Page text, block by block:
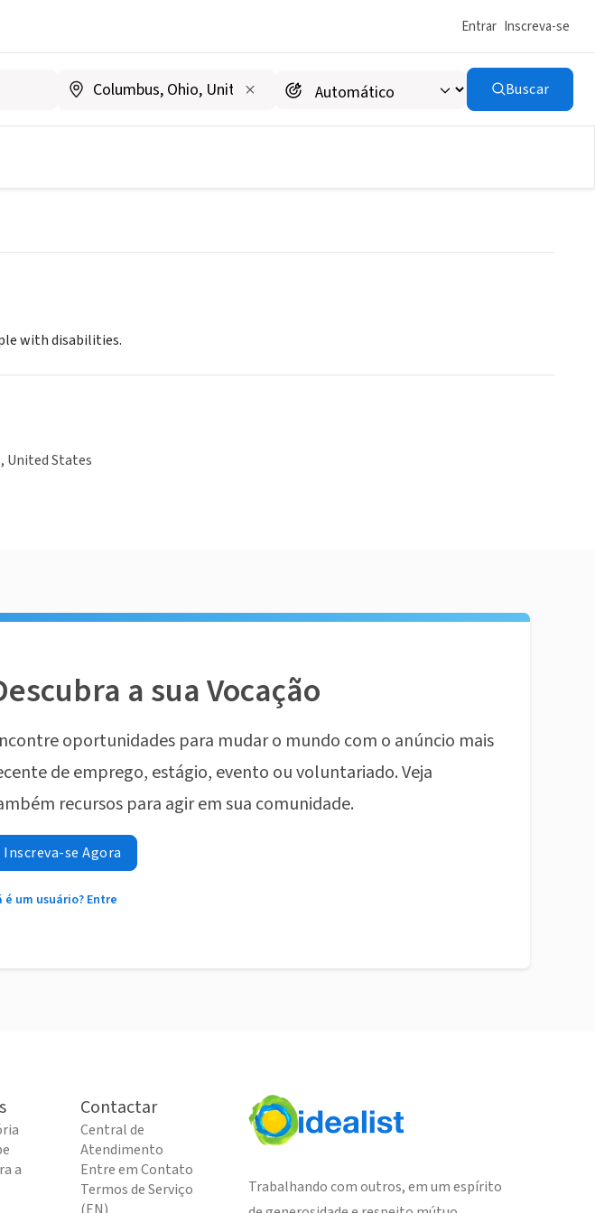
Entrar Inscreva-se
Buscar
for Independent Living
with disabilities.
United States
a sua Vocação
oportunidades para mudar o mundo com o anúncio mais
de emprego, estágio, evento ou voluntariado. Veja
recursos para agir em sua comunidade.
Inscreva-se Agora
é um usuário? Entre
a
Contactar
Central de
Atendimento
Entre em Contato
Termos de Serviço
Trabalhando com outros, em um espírito